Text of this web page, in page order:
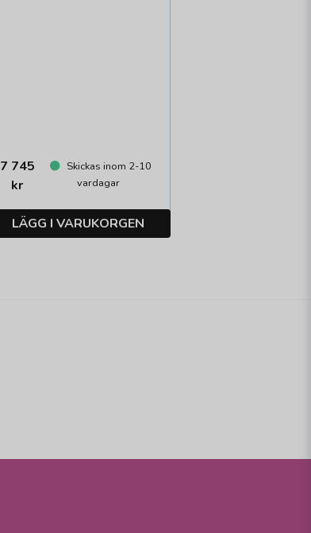
7 745
kr
Skickas inom 2-10
vardagar
LÄGG I VARUKORGEN